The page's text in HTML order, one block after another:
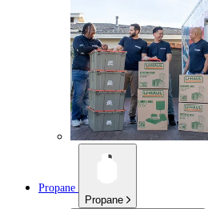
Propane
Propane